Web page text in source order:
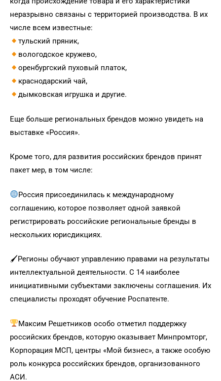
неразрывно связаны с территорией производства. В их
числе всем известные:
тульский пряник,
вологодское кружево,
оренбургский пуховый платок,
краснодарский чай,
дымковская игрушка и другие.
Еще больше региональных брендов можно увидеть на
выставке «Россия».
Кроме того, для развития российских брендов принят
пакет мер, в том числе:
Россия присоединилась к международному
соглашению, которое позволяет одной заявкой
регистрировать российские региональные бренды в
нескольких юрисдикциях.
🖌Регионы обучают управлению правами на результаты
интеллектуальной деятельности. С 14 наиболее
инициативными субъектами заключены соглашения. Их
специалисты проходят обучение Роспатенте.
Максим Решетников особо отметил поддержку
российских брендов, которую оказывает Минпромторг,
Корпорация МСП, центры «Мой бизнес», а также особую
роль конкурса российских брендов, организованного
АСИ.